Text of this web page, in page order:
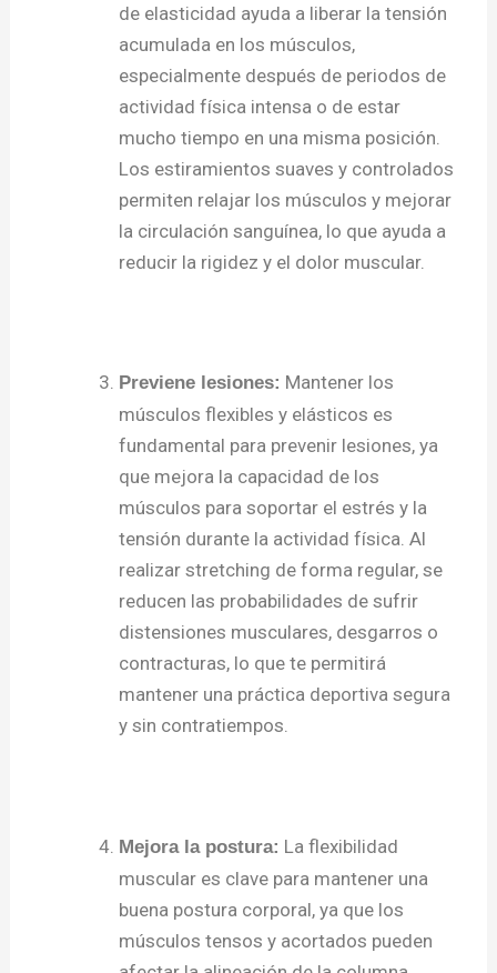
de elasticidad ayuda a liberar la tensión
acumulada en los músculos,
especialmente después de periodos de
actividad física intensa o de estar
mucho tiempo en una misma posición.
Los estiramientos suaves y controlados
permiten relajar los músculos y mejorar
la circulación sanguínea, lo que ayuda a
reducir la rigidez y el dolor muscular.
Previene lesiones: Mantener los
músculos flexibles y elásticos es
fundamental para prevenir lesiones, ya
que mejora la capacidad de los
músculos para soportar el estrés y la
tensión durante la actividad física. Al
realizar stretching de forma regular, se
reducen las probabilidades de sufrir
distensiones musculares, desgarros o
contracturas, lo que te permitirá
mantener una práctica deportiva segura
y sin contratiempos.
Mejora la postura: La flexibilidad
muscular es clave para mantener una
buena postura corporal, ya que los
músculos tensos y acortados pueden